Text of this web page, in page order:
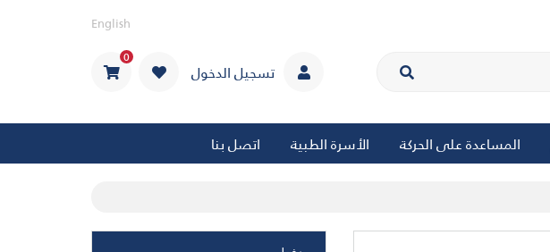
English
تسجيل الدخول
0
المساعدة على الحركة الأسرة الطبية اتصل بنا